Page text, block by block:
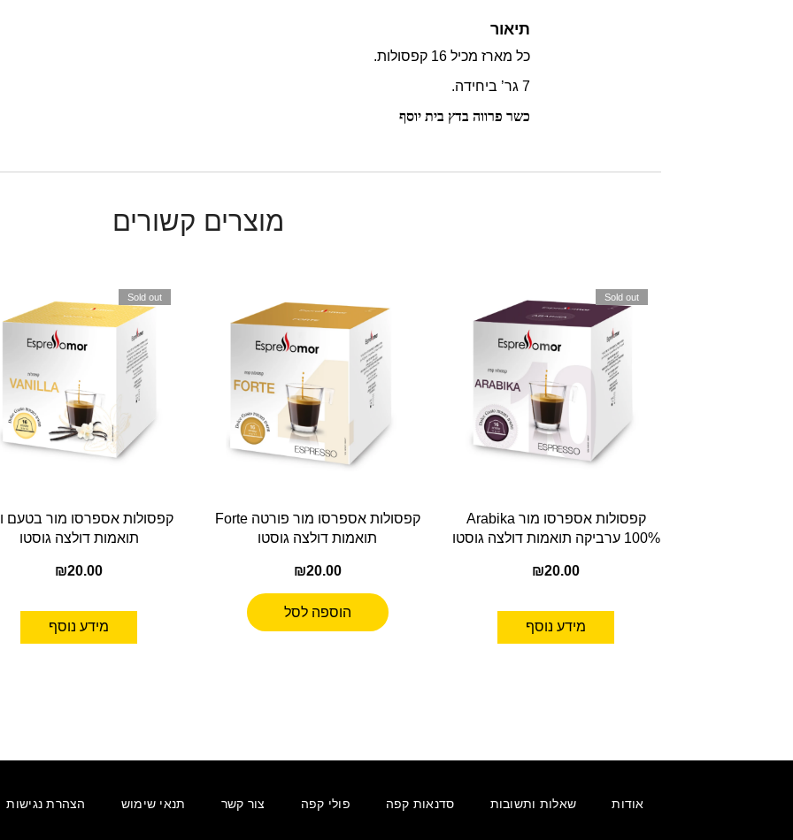
תיאור
כל מארז מכיל 16 קפסולות.
7 גר’ ביחידה.
כשר פרווה בדץ בית יוסף
מוצרים קשורים
Sold out
קפסולות אספרסו מור Arabika
100% ערביקה תואמות דולצה גוסטו
₪20.00
מידע נוסף
קפסולות אספרסו מור פורטה Forte
תואמות דולצה גוסטו
₪20.00
הוספה לסל
Sold out
קפסולות אספרסו מור בטעם
תואמות דולצה גוסטו
₪20.00
מידע נוסף
אודות שאלות ותשובות סדנאות קפה פולי קפה צור קשר תנאי שימוש הצהרת נגישות